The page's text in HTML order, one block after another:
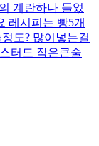
계란하나 들었
레시피는 빵5개
도? 많이넣는걸
터드 작은큰술